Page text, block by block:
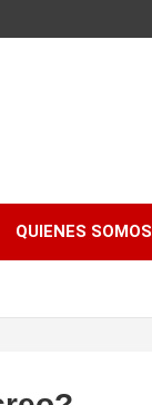
QUIENES SOMOS